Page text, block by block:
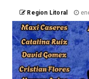
Region Litoral